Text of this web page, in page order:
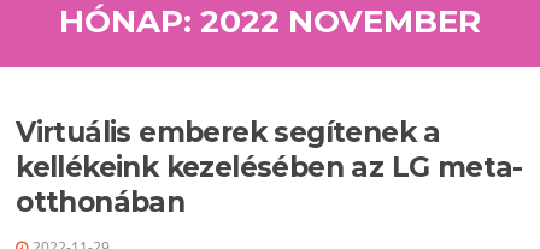
HÓNAP: 2022 NOVEMBER
Virtuális emberek segítenek a
kellékeink kezelésében az LG meta-
otthonában